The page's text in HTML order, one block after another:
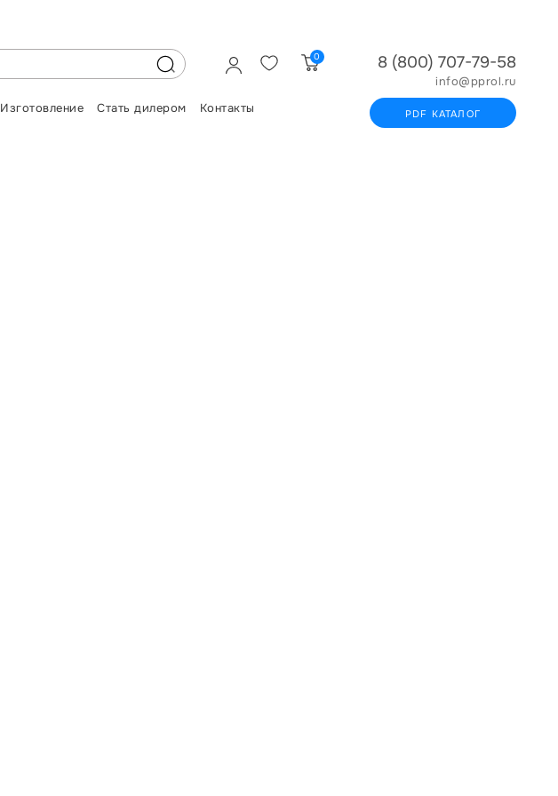
0
Изготовление Стать дилером Контакты
8 (800) 707-79-58
info@pprol.ru
PDF КАТАЛОГ